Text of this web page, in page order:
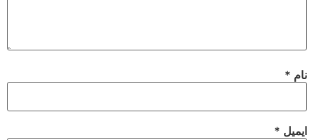
نام *
ایمیل *